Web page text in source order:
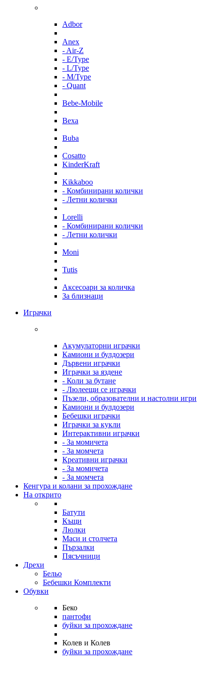
Adbor
Anex
- Air-Z
- E/Type
- L/Type
- M/Type
- Quant
Bebe-Mobile
Bexa
Buba
Cosatto
KinderKraft
Kikkaboo
- Комбинирани колички
- Летни колички
Lorelli
- Комбинирани колички
- Летни колички
Moni
Tutis
Аксесоари за количка
За близнаци
Играчки
Акумулаторни играчки
Камиони и булдозери
Дървени играчки
Играчки за яздене
- Коли за бутане
- Люлеещи се играчки
Пъзели, образователни и настолни игри
Камиони и булдозери
Бебешки играчки
Играчки за кукли
Интерактивни играчки
- За момичета
- За момчета
Креативни играчки
- За момичета
- За момчета
Кенгура и колани за прохождане
На открито
Батути
Къщи
Люлки
Маси и столчета
Пързалки
Пясъчници
Дрехи
Бельо
Бебешки Комплекти
Обувки
Беко
пантофи
буйки за прохождане
Колев и Колев
буйки за прохождане